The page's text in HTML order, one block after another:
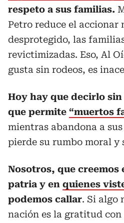
respeto a sus familias.
Petro reduce el
desprotegido, las
revictimizadas. Eso, Al
gusta sin rodeos, es
Hoy hay que decirlo
que permite “muertos
mientras abandona a
pierde su rumbo moral y
Nosotros, que creemos
patria y en quienes
podemos callar. Si algo
nación es la gratitud con